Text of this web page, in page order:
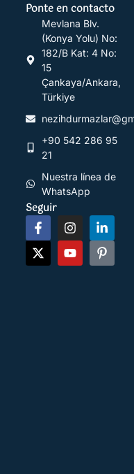
Ponte en contacto
Mevlana Blv.
(Konya Yolu) No:
182/B Kat: 4 No:
15
Çankaya/Ankara,
Türkiye
+90 542 286 95
21
Nuestra línea de
WhatsApp
Seguir